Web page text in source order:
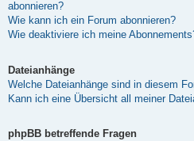
abonnieren?
Wie kann ich ein Forum abonnieren?
Wie deaktiviere ich meine
Dateianhänge
Welche Dateianhänge sind in diesem
Kann ich eine Übersicht all meiner
phpBB betreffende Fragen